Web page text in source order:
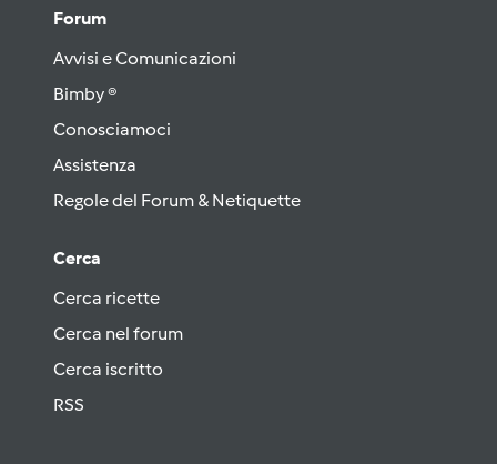
Forum
Avvisi e Comunicazioni
Bimby ®
Conosciamoci
Assistenza
Regole del Forum & Netiquette
Cerca
Cerca ricette
Cerca nel forum
Cerca iscritto
RSS